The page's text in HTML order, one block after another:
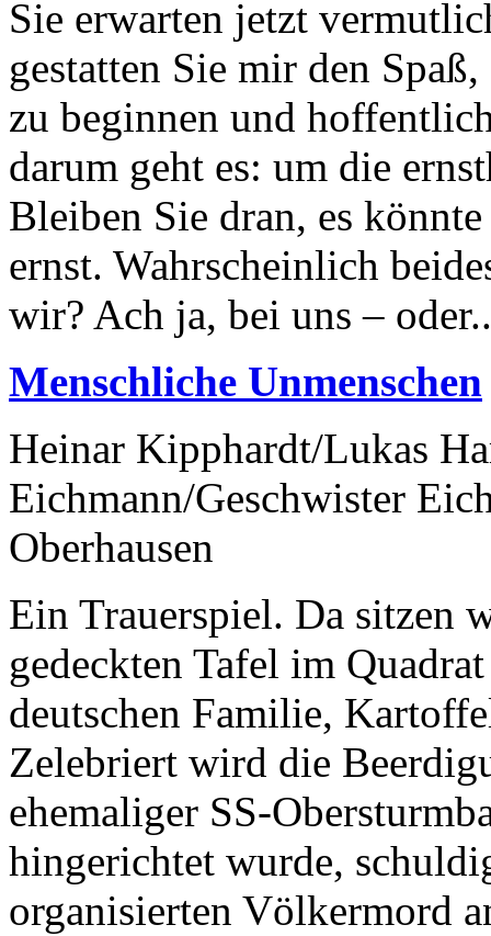
Sie erwarten jetzt
gestatten Sie mir den
zu beginnen und
darum geht es: um die
Bleiben Sie dran, es
ernst. Wahrscheinlich
wir? Ach ja, bei uns –
Menschliche Unmenschen
Heinar Kipphardt/Lukas
Eichmann/Geschwister
Oberhausen
Ein Trauerspiel. Da sitzen
gedeckten Tafel im
deutschen Familie,
Zelebriert wird die
ehemaliger SS-
hingerichtet wurde,
organisierten Völkermord